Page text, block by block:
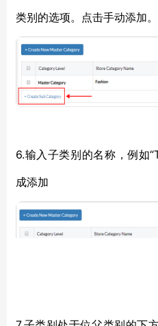
类别的选项。点击手动添加。
6.输入子类别的名称，例如
成添加